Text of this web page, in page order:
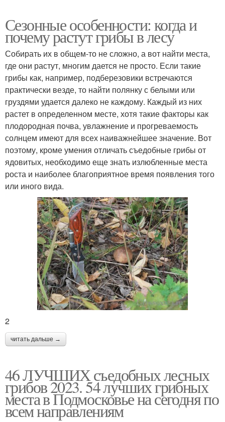
Сезонные особенности: когда и
почему растут грибы в лесу
Собирать их в общем-то не сложно, а вот найти места,
где они растут, многим дается не просто. Если такие
грибы как, например, подберезовики встречаются
практически везде, то найти полянку с белыми или
груздями удается далеко не каждому. Каждый из них
растет в определенном месте, хотя такие факторы как
плодородная почва, увлажнение и прогреваемость
солнцем имеют для всех наиважнейшее значение. Вот
поэтому, кроме умения отличать съедобные грибы от
ядовитых, необходимо еще знать излюбленные места
роста и наиболее благоприятное время появления того
или иного вида.
2
читать дальше →
46 ЛУЧШИХ съедобных лесных
грибов 2023. 54 лучших грибных
места в Подмосковье на сегодня по
всем направлениям